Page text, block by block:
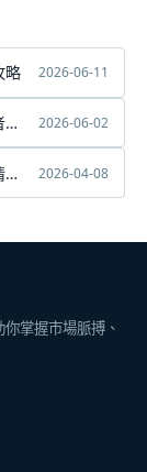
略 2026-06-11
2026-06-02
2026-04-08
掌握市場脈搏、